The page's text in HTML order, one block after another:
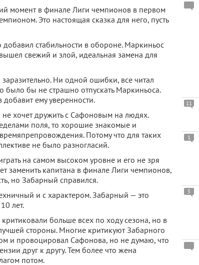
момент в финале Лиги чемпионов в первом
Это настоящая сказка для него, пусть
стабильности в обороне. Маркиньос
свежий и злой, идеальная замена для
Ни одной ошибки, все читал
было бы не страшно отпускать Маркиньоса.
ему уверенности.
хочет дружить с Сафоновым на людях.
поля, то хорошие знакомые и
Потому что для таких
не было разногласий.
на самом высоком уровне и его не зря
заменить капитана в финале Лиги чемпионов,
но Забарный справился.
и с характером. Забарный — это
лет.
больше всех по ходу сезона, но в
стороны. Многие критикуют Забарного
и провоцировал Сафонова, но не думаю, что
друг к другу. Тем более что жена
потом.
11
1
5